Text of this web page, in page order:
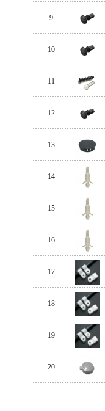
9
10
11
12
13
14
15
16
17
18
19
20